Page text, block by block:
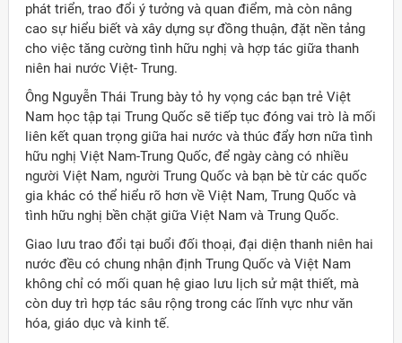
phát triển, trao đổi ý tưởng và quan điểm, mà còn nâng
cao sự hiểu biết và xây dựng sự đồng thuận, đặt nền tảng
cho việc tăng cường tình hữu nghị và hợp tác giữa thanh
niên hai nước Việt- Trung.
Ông Nguyễn Thái Trung bày tỏ hy vọng các bạn trẻ Việt
Nam học tập tại Trung Quốc sẽ tiếp tục đóng vai trò là mối
liên kết quan trọng giữa hai nước và thúc đẩy hơn nữa tình
hữu nghị Việt Nam-Trung Quốc, để ngày càng có nhiều
người Việt Nam, người Trung Quốc và bạn bè từ các quốc
gia khác có thể hiểu rõ hơn về Việt Nam, Trung Quốc và
tình hữu nghị bền chặt giữa Việt Nam và Trung Quốc.
Giao lưu trao đổi tại buổi đối thoại, đại diện thanh niên hai
nước đều có chung nhận định Trung Quốc và Việt Nam
không chỉ có mối quan hệ giao lưu lịch sử mật thiết, mà
còn duy trì hợp tác sâu rộng trong các lĩnh vực như văn
hóa, giáo dục và kinh tế.